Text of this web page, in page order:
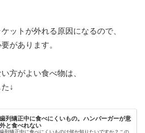
ットが外れる原因になるので、
があります。
方がよい食べ物は、
↓
歯列矯正中に食べにくいもの。ハンバーガーが意
外と食べれない
歯列矯正中に食べにくいものは何か知りたいですか？この